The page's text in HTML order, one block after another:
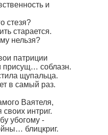
и
стезя?
старается.
нельзя?
патриции
соблазн.
щупальца.
в самый раз.
Ваятеля,
интриг.
убогому -
блицкриг.